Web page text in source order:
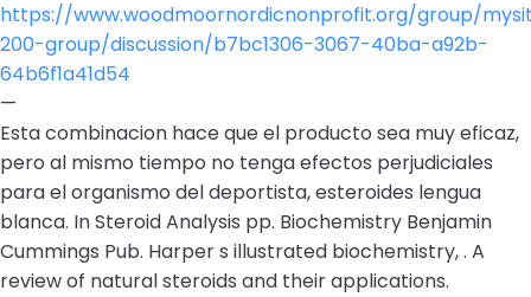
https://www.woodmoornordicnonprofit.org/group/
200-group/discussion/b7bc1306-3067-40ba-a92b-
64b6f1a41d54
—
Esta combinacion hace que el producto sea muy eficaz,
pero al mismo tiempo no tenga efectos perjudiciales
para el organismo del deportista, esteroides lengua
blanca. In Steroid Analysis pp. Biochemistry Benjamin
Cummings Pub. Harper s illustrated biochemistry, . A
review of natural steroids and their applications.